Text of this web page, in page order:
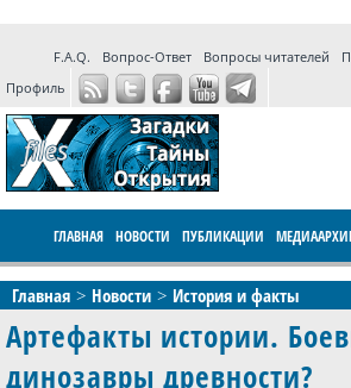
F.A.Q. Вопрос-Ответ Вопросы читателей
Профиль
ГЛАВНАЯ НОВОСТИ ПУБЛИКАЦИИ
ПРОГРАММЫ ФОРУМ LIVE
Главная Новости История и факты
Артефакты истории.
динозавры древности?